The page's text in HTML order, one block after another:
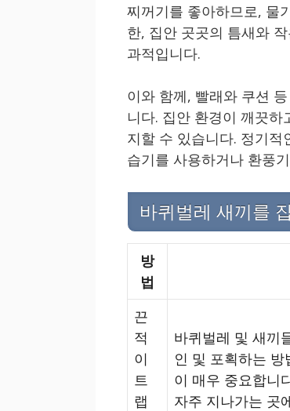
찌꺼기를 좋아하므로, 물
한, 집안 곳곳의 틈새와
과적입니다.
이와 함께, 빨래와 쿠션
니다. 집안 환경이 깨끗
지할 수 있습니다. 정기
습기를 사용하거나 환풍
바퀴벌레 새끼를
방
법
끈
적
이
트
랩
바퀴벌레 및 새끼
인 및 포획하는
이 매우 중요합니
자주 지나가는 곳